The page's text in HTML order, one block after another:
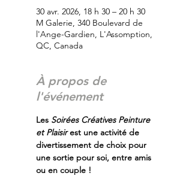
30 avr. 2026, 18 h 30 – 20 h 30
M Galerie, 340 Boulevard de
l'Ange-Gardien, L'Assomption,
QC, Canada
À propos de
l'événement
Les Soirées Créatives Peinture
et Plaisir est une activité de
divertissement de choix pour
une sortie pour soi, entre amis
ou en couple !